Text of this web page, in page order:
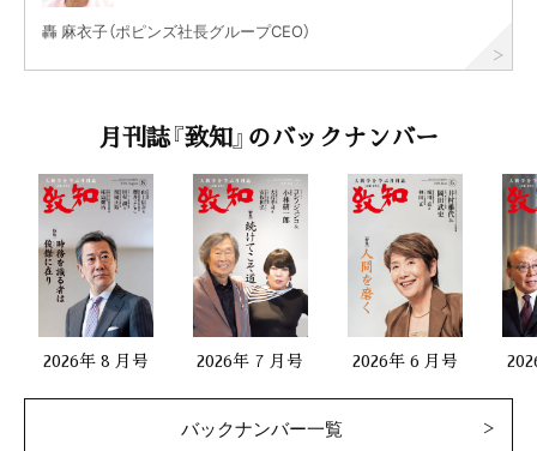
轟 麻衣子（ポピンズ社長グループCEO）
月刊誌『致知』のバックナンバー
2026年 8 月号 2026年 7 月号 2026年 6 月号
バックナンバー一覧